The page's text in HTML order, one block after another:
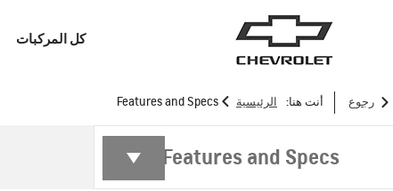
كل المركبات
سيارات الدفع الرباعي
رجوع أنت هنا: الرئيسية >
Features and Specs
Features and Specs